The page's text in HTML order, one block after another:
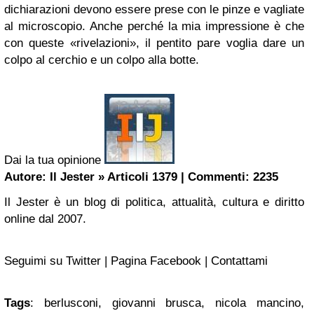
dichiarazioni devono essere prese con le pinze e vagliate
al microscopio. Anche perché la mia impressione è che
con queste «rivelazioni», il pentito pare voglia dare un
colpo al cerchio e un colpo alla botte.
Dai la tua opinione
Autore: Il Jester » Articoli 1379 | Commenti: 2235
Il Jester è un blog di politica, attualità, cultura e diritto
online dal 2007.
Seguimi su Twitter | Pagina Facebook | Contattami
Tags: berlusconi, giovanni brusca, nicola mancino,